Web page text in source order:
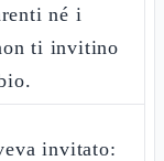
né i
ti invitino
invitato: